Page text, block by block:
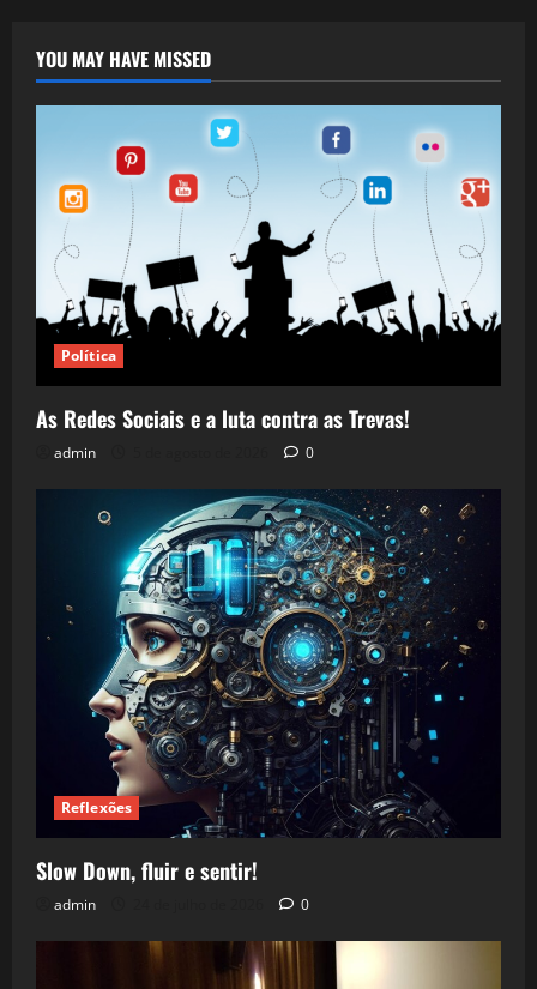
YOU MAY HAVE MISSED
Política
As Redes Sociais e a luta contra as Trevas!
admin 0
Reflexões
Slow Down, fluir e sentir!
admin 0